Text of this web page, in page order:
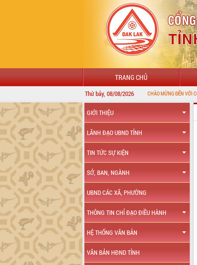
TRANG CHỦ
Thứ bảy, 08/08/2026
GIỚI THIỆU
LÃNH ĐẠO UBND TỈNH
TIN TỨC SỰ KIỆN
SỞ, BAN, NGÀNH
UBND CÁC XÃ, PHƯỜNG
THÔNG TIN CHỈ ĐẠO ĐIỀU HÀNH
HỆ THỐNG VĂN BẢN
VĂN BẢN HĐND TỈNH